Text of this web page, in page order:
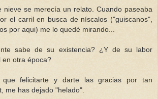
nieve se merecía un relato. Cuando paseaba
el carril en busca de níscalos ("guiscanos",
por aqui) me lo quedé mirando...
sabe de su existencia? ¿Y de su labor
en otra época?
que felicitarte y darte las gracias por tan
me has dejado "helado".